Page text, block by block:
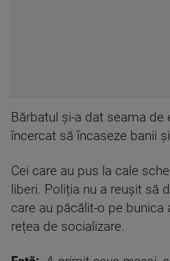
Bărbatul și-a dat seama de
încercat să încaseze banii
Cei care au pus la cale
liberi. Poliția nu a reușit să
care au păcălit-o pe bunica
rețea de socializare.